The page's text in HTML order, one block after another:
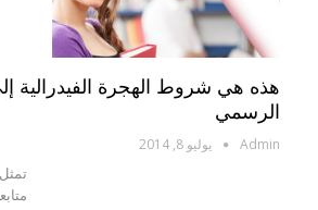
هذه هي شروط الهجرة الفيدرالية
الرسمي
Admin يوليو 8, 2014